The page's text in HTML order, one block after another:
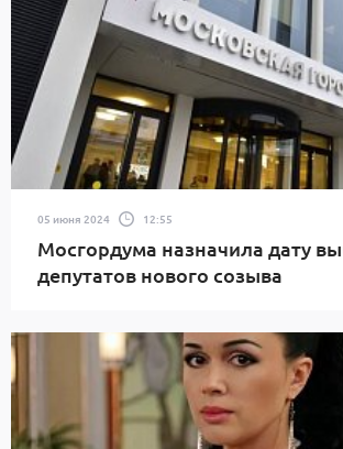
05 июня 2024 12:55
Мосгордума назначила дату
депутатов нового созыва